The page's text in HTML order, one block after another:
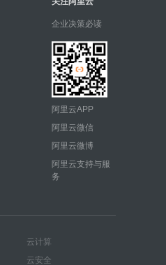
企业决策必读
阿里云APP
阿里云微信
阿里云微博
阿里云支持与服
务
云计算
云安全